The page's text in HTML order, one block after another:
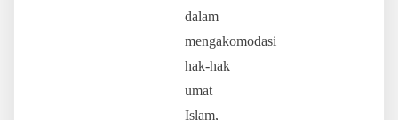
dalam
mengakomodasi
hak-hak
umat
Islam,